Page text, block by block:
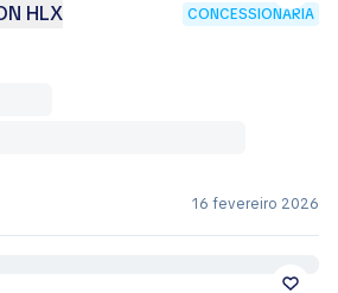
HLX CONCESSIONÁRIA
16 fevereiro 2026